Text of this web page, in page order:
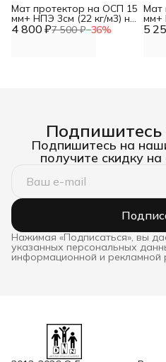
4 800 ₽7 500 ₽−36%
Мат протектор на ОСП 15
мм+ НПЭ 3см (22 кг/м3) на
крючках DNN 5
Мат
мм+
DNN
Подпишитесь
Подпишитесь на
получите скидку
Нажимая «Подписаться», вы
указанных персональных
информационной и рекламной